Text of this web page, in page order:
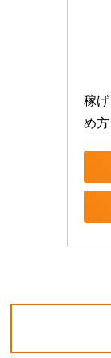
稼
め方